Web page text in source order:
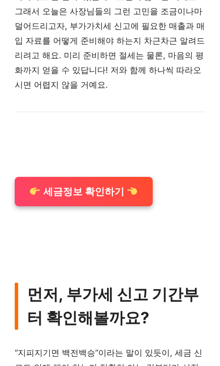
그래서 오늘은 사장님들의 그런 고민을 조금이나마
덜어드리고자, 부가가치세 신고에 필요한 매출과 매
입 자료를 어떻게 준비해야 하는지 차근차근 알려드
리려고 해요. 미리 준비하면 절세는 물론, 마음의 평
화까지 얻을 수 있답니다! 저와 함께 하나씩 따라오
시면 어렵지 않을 거예요.
세금정보 확인하기
먼저, 부가세 신고 기간부
터 확인해볼까요?
“지피지기면 백전백승”이라는 말이 있듯이, 세금 신